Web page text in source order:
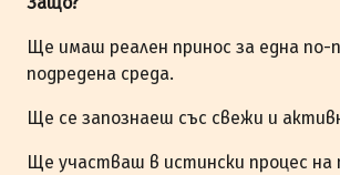
Ще имаш реален принос за една по-
подредена среда.
Ще се запознаеш със свежи и
Ще участваш в истински процес на